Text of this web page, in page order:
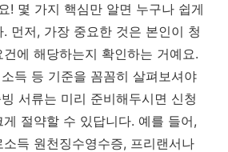
! 몇 가지 핵심만 알면 누구나 쉽게
먼저, 가장 중요한 것은 본인이 청
에 해당하는지 확인하는 거예요.
득 등 기준을 꼼꼼히 살펴보셔야
서류는 미리 준비해두시면 신청
절약할 수 있답니다. 예를 들어,
득 원천징수영수증, 프리랜서나